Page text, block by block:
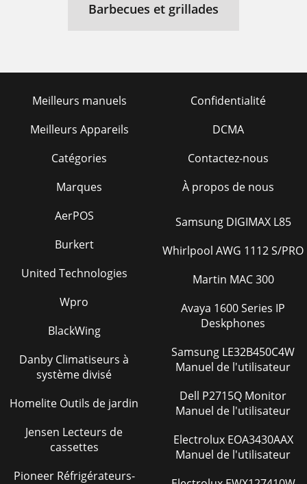
Barbecues et grillades
Meilleurs manuels
Meilleurs Appareils
Catégories
Marques
Confidentialité
DCMA
Contactez-nous
À propos de nous
AerPOS
Burkert
United Technologies
Wpro
BlackWing
Danby Climatiseurs à
système divisé
Homelite Outils de jardin
Jensen Lecteurs de
cassettes
Pioneer Réfrigérateurs-
Samsung DIGIMAX L85
Whirlpool AWG 1112 S/PRO
Martin MAC 300
Avaya 1600 Series IP
Deskphones
Samsung LE32B450C4W
Manuel de l'utilisateur
Dell P2715Q Monitor
Manuel de l'utilisateur
Electrolux EOA3430AAX
Manuel de l'utilisateur